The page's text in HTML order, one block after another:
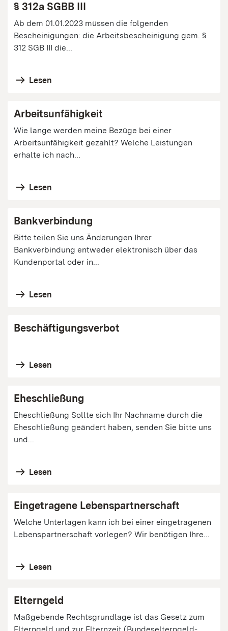
§ 312a SGBB III
Ab dem 01.01.2023 müssen die folgenden
Bescheinigungen: die Arbeitsbescheinigung gem. §
312 SGB III die...
Lesen
Arbeitsunfähigkeit
Wie lange werden meine Bezüge bei einer
Arbeitsunfähigkeit gezahlt? Welche Leistungen
erhalte ich nach...
Lesen
Bankverbindung
Bitte teilen Sie uns Änderungen Ihrer
Bankverbindung entweder elektronisch über das
Kundenportal oder in...
Lesen
Beschäftigungsverbot
Lesen
Eheschließung
Eheschließung Sollte sich Ihr Nachname durch die
Eheschließung geändert haben, senden Sie bitte uns
und...
Lesen
Eingetragene Lebenspartnerschaft
Welche Unterlagen kann ich bei einer eingetragenen
Lebenspartnerschaft vorlegen? Wir benötigen Ihre...
Lesen
Elterngeld
Maßgebende Rechtsgrundlage ist das Gesetz zum